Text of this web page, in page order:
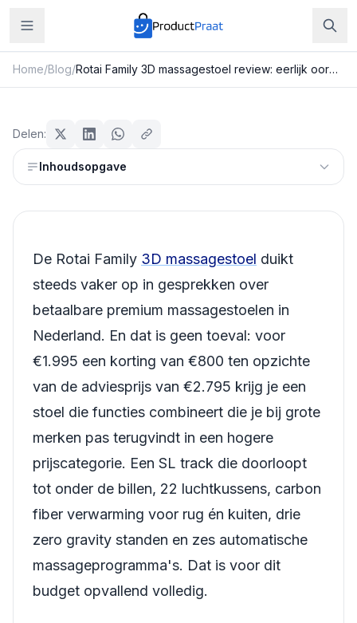
Home/Blog/ Rotai Family 3D massagestoel review: eerlijk oordeel over de meest complete stoel in het middensegment
Rotai Family 3D massagestoel
review: eerlijk oordeel over de
meest complete stoel in het
middensegment
Bijgewerkt: 25 juli 2026 27
Delen:
Inhoudsopgave
De Rotai Family 3D massagestoel duikt
steeds vaker op in gesprekken over
betaalbare premium massagestoelen in
Nederland. En dat is geen toeval: voor
€1.995 een korting van €800 ten opzichte
van de adviesprijs van €2.795 krijg je een
stoel die functies combineert die je bij grote
merken pas terugvindt in een hogere
prijscategorie. Een SL track die doorloopt
tot onder de billen, 22 luchtkussens, carbon
fiber verwarming voor rug én kuiten, drie
zero gravity standen en zes automatische
massageprogramma's. Dat is voor dit
budget opvallend volledig.